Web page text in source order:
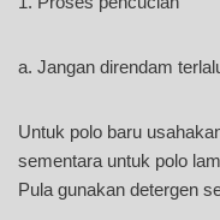
a. Jangan direndam
Untuk polo baru
sementara untuk polo
Pula gunakan detergen